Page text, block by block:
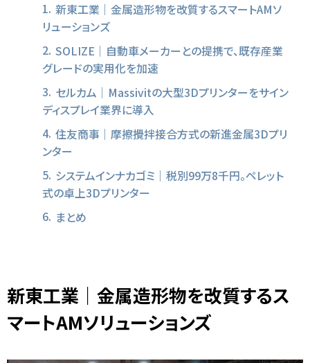
新東工業｜金属造形物を改質するスマートAMソ
リューションズ
SOLIZE｜自動車メーカーとの提携で、既存産業
グレードの実用化を加速
セルカム｜Massivitの大型3Dプリンターをサイン
ディスプレイ業界に導入
住友商事｜摩擦攪拌接合方式の新進金属3Dプリ
ンター
システムインナカゴミ｜税別99万8千円。ペレット
式の卓上3Dプリンター
まとめ
新東工業｜金属造形物を改質するス
マートAMソリューションズ